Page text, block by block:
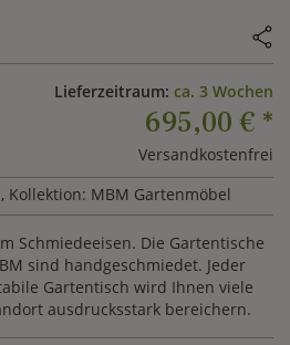
Lieferzeitraum: ca. 3 Wochen
695,00 € *
Versandkostenfrei
, Kollektion: MBM Gartenmöbel
Schmiedeeisen. Die Gartentische
sind handgeschmiedet. Jeder
Gartentisch wird Ihnen viele
ausdrucksstark bereichern.